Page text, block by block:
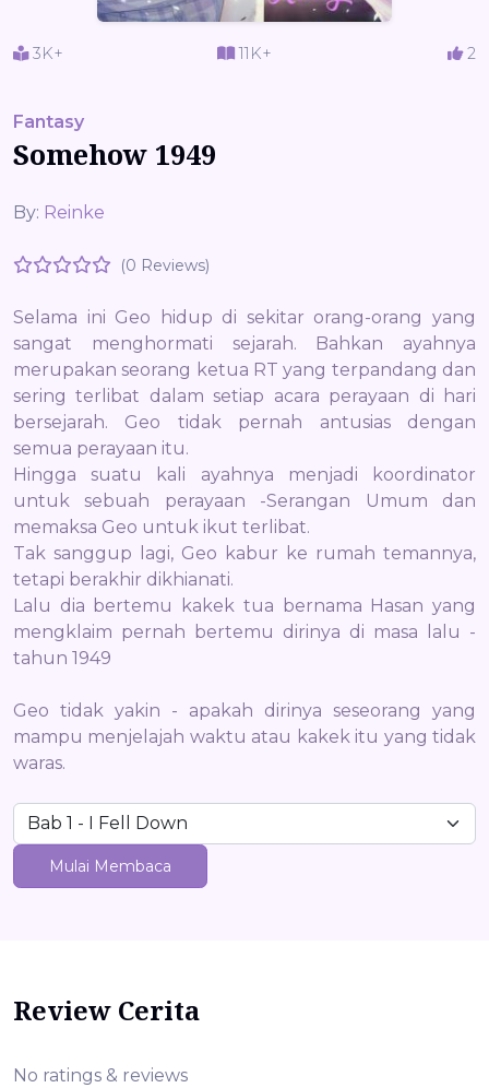
3K+ 11K+ 2
Fantasy
Somehow 1949
By: Reinke
(0 Reviews)
Selama ini Geo hidup di sekitar orang-orang yang
sangat menghormati sejarah. Bahkan ayahnya
merupakan seorang ketua RT yang terpandang dan
sering terlibat dalam setiap acara perayaan di hari
bersejarah. Geo tidak pernah antusias dengan
semua perayaan itu.
Hingga suatu kali ayahnya menjadi koordinator
untuk sebuah perayaan -Serangan Umum dan
memaksa Geo untuk ikut terlibat.
Tak sanggup lagi, Geo kabur ke rumah temannya,
tetapi berakhir dikhianati.
Lalu dia bertemu kakek tua bernama Hasan yang
mengklaim pernah bertemu dirinya di masa lalu -
tahun 1949
Geo tidak yakin - apakah dirinya seseorang yang
mampu menjelajah waktu atau kakek itu yang tidak
waras.
Mulai Membaca
Review Cerita
No ratings & reviews